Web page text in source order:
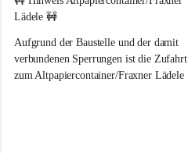
a
e
r
n
Lädele 🚧
Aufgrund der Baustelle und der damit
verbundenen Sperrungen ist die Zufahrt
zum Altpapiercontainer/Fraxner Lädele